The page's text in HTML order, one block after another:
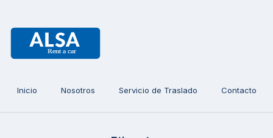
Inicio Nosotros Servicio de Traslado Contacto